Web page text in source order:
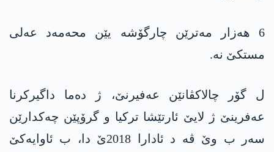
6 ھەزار مەترێن چارگۆشە یێن محەمەد عەلی
مستکێ نە.
ل گۆر چالاکڤانێن عەفیرنێ، ژ دەما داگیرکرنا
عەفرینێ ژ لایێ ئارتێشا ترکیا و گرۆپێن چەکدارێن
سەر ب وێ ڤە د ئادارا 2018ێ دا، ب ئاوایەکێ